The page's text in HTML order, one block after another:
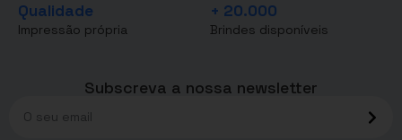
Qualidade
Impressão própria
+ 20.000
Brindes disponíveis
Subscreva a nossa newsletter